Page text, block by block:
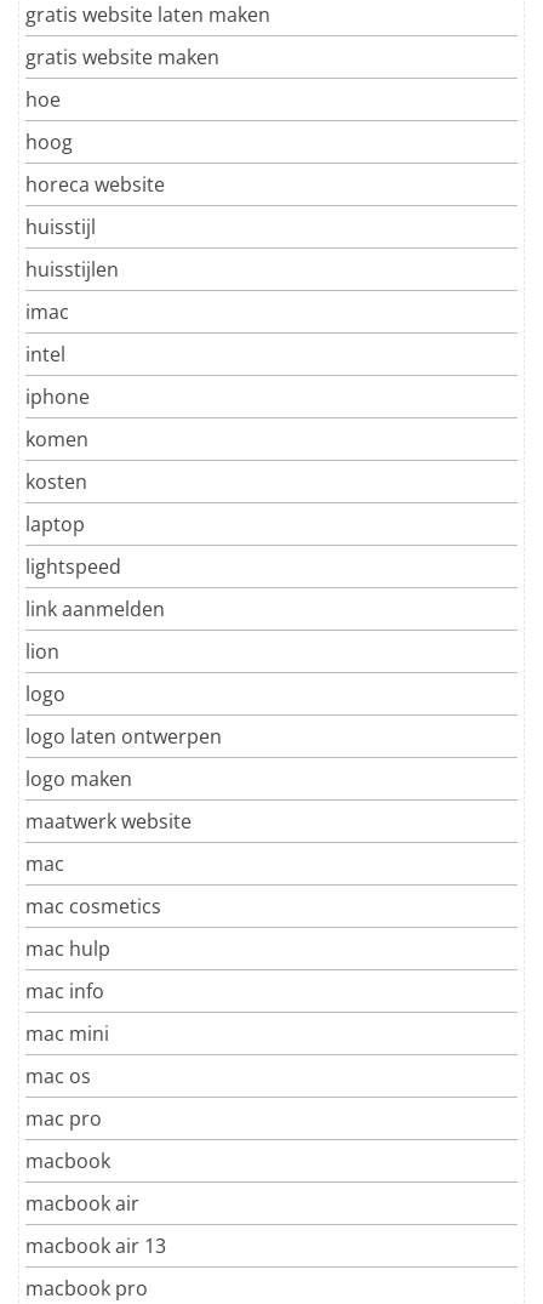
gratis website laten maken
gratis website maken
hoe
hoog
horeca website
huisstijl
huisstijlen
imac
intel
iphone
komen
kosten
laptop
lightspeed
link aanmelden
lion
logo
logo laten ontwerpen
logo maken
maatwerk website
mac
mac cosmetics
mac hulp
mac info
mac mini
mac os
mac pro
macbook
macbook air
macbook air 13
macbook pro